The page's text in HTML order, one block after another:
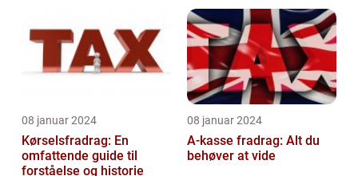
08 januar 2024
Kørselsfradrag: En
omfattende guide til
forståelse og historie
08 januar 2024
A-kasse fradrag: Alt du
behøver at vide